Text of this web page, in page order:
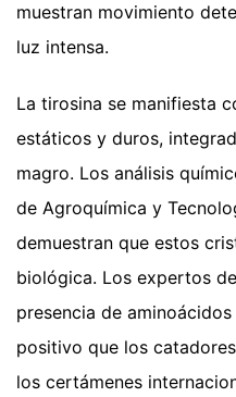
muestran movimiento
luz intensa.
La tirosina se manifiesta
estáticos y duros,
magro. Los análisis
de Agroquímica y
demuestran que estos
biológica. Los expertos
presencia de
positivo que los
los certámenes